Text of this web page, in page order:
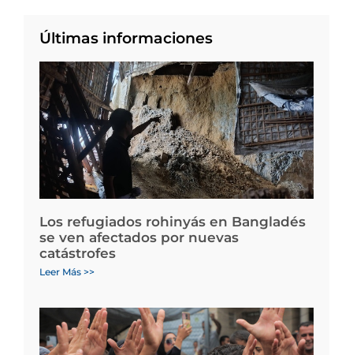
Últimas informaciones
Los refugiados rohinyás en Bangladés
se ven afectados por nuevas
catástrofes
Leer Más >>